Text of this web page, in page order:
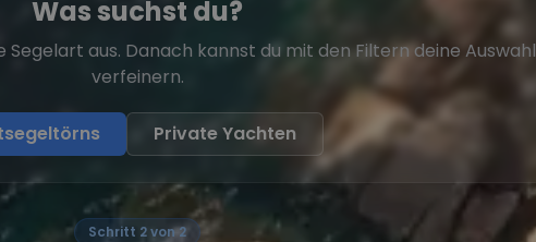
Was suchst du?
aus. Danach kannst du mit den Filtern deine Auswahl
verfeinern.
Private Yachten
Schritt 2 von 2